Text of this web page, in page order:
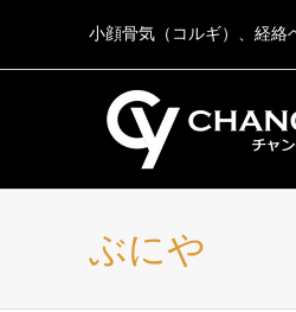
小顔骨気（コルギ）、経絡
ぶにや